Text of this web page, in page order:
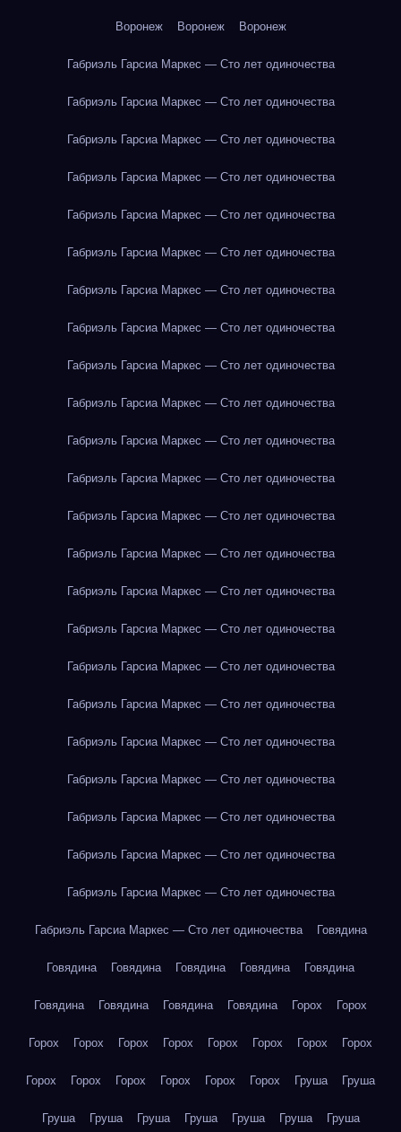
Воронеж Воронеж Воронеж
Габриэль Гарсиа Маркес — Сто лет одиночества
Габриэль Гарсиа Маркес — Сто лет одиночества
Габриэль Гарсиа Маркес — Сто лет одиночества
Габриэль Гарсиа Маркес — Сто лет одиночества
Габриэль Гарсиа Маркес — Сто лет одиночества
Габриэль Гарсиа Маркес — Сто лет одиночества
Габриэль Гарсиа Маркес — Сто лет одиночества
Габриэль Гарсиа Маркес — Сто лет одиночества
Габриэль Гарсиа Маркес — Сто лет одиночества
Габриэль Гарсиа Маркес — Сто лет одиночества
Габриэль Гарсиа Маркес — Сто лет одиночества
Габриэль Гарсиа Маркес — Сто лет одиночества
Габриэль Гарсиа Маркес — Сто лет одиночества
Габриэль Гарсиа Маркес — Сто лет одиночества
Габриэль Гарсиа Маркес — Сто лет одиночества
Габриэль Гарсиа Маркес — Сто лет одиночества
Габриэль Гарсиа Маркес — Сто лет одиночества
Габриэль Гарсиа Маркес — Сто лет одиночества
Габриэль Гарсиа Маркес — Сто лет одиночества
Габриэль Гарсиа Маркес — Сто лет одиночества
Габриэль Гарсиа Маркес — Сто лет одиночества
Габриэль Гарсиа Маркес — Сто лет одиночества
Габриэль Гарсиа Маркес — Сто лет одиночества
Габриэль Гарсиа Маркес — Сто лет одиночества Говядина
Говядина Говядина Говядина Говядина Говядина
Говядина Говядина Говядина Говядина Горох Горох
Горох Горох Горох Горох Горох Горох Горох Горох
Горох Горох Горох Горох Горох Горох Груша Груша
Груша Груша Груша Груша Груша Груша Груша